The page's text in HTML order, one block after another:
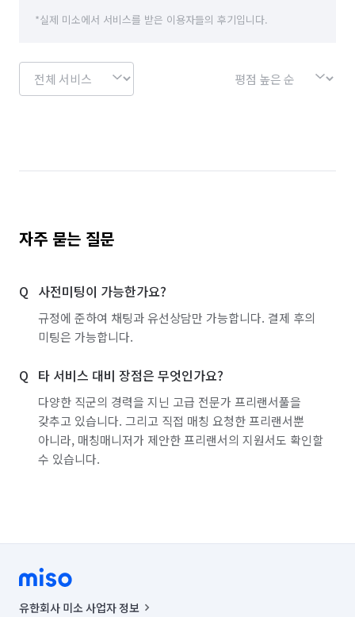
*실제 미소에서 서비스를 받은 이용자들의 후기입니다.
자주 묻는 질문
사전미팅이 가능한가요?
규정에 준하여 채팅과 유선상담만 가능합니다. 결제 후의
미팅은 가능합니다.
타 서비스 대비 장점은 무엇인가요?
다양한 직군의 경력을 지닌 고급 전문가 프리랜서풀을
갖추고 있습니다. 그리고 직접 매칭 요청한 프리랜서뿐
아니라, 매칭매니저가 제안한 프리랜서의 지원서도 확인할
수 있습니다.
유한회사 미소 사업자 정보